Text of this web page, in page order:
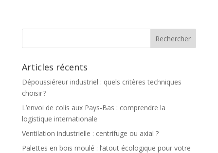
Articles récents
Dépoussiéreur industriel : quels critères techniques
choisir ?
L’envoi de colis aux Pays-Bas : comprendre la
logistique internationale
Ventilation industrielle : centrifuge ou axial ?
Palettes en bois moulé : l’atout écologique pour votre